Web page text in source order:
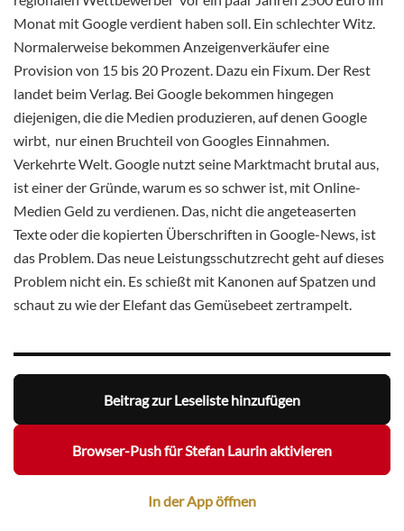
Monat mit Google verdient haben soll. Ein schlechter Witz.
Normalerweise bekommen Anzeigenverkäufer eine
Provision von 15 bis 20 Prozent. Dazu ein Fixum. Der Rest
landet beim Verlag. Bei Google bekommen hingegen
diejenigen, die die Medien produzieren, auf denen Google
wirbt, nur einen Bruchteil von Googles Einnahmen.
Verkehrte Welt. Google nutzt seine Marktmacht brutal aus,
ist einer der Gründe, warum es so schwer ist, mit Online-
Medien Geld zu verdienen. Das, nicht die angeteaserten
Texte oder die kopierten Überschriften in Google-News, ist
das Problem. Das neue Leistungsschutzrecht geht auf dieses
Problem nicht ein. Es schießt mit Kanonen auf Spatzen und
schaut zu wie der Elefant das Gemüsebeet zertrampelt.
Beitrag zur Leseliste hinzufügen
Browser-Push für Stefan Laurin aktivieren
In der App öffnen